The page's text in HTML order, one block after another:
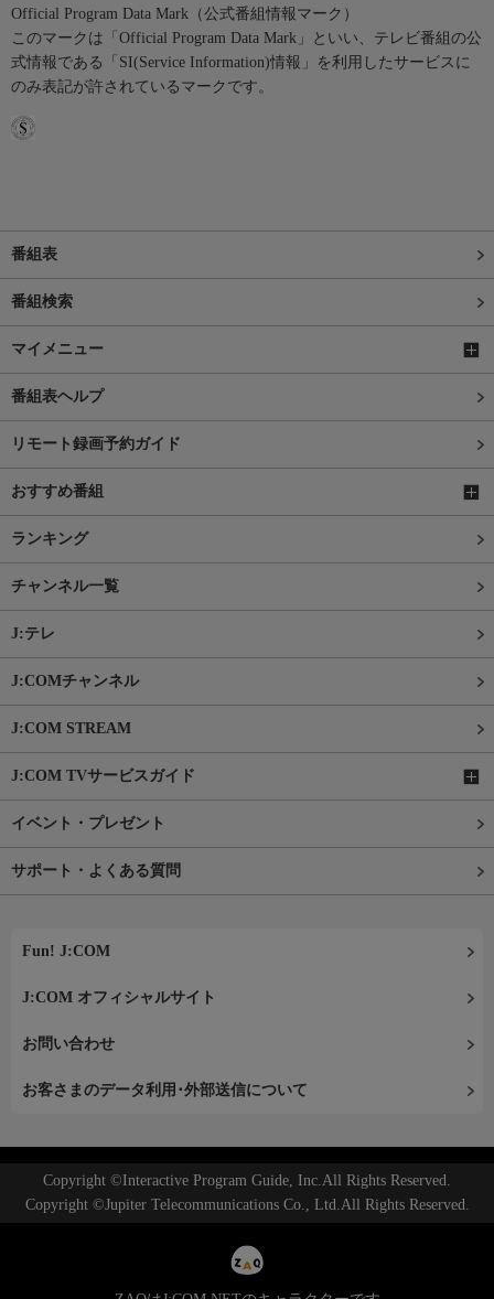
Official Program Data Mark（公式番組情報マーク）
このマークは「Official Program Data Mark」といい、テレビ番組の公
式情報である「SI(Service Information)情報」を利用したサービスに
のみ表記が許されているマークです。
番組表
番組検索
マイメニュー
番組表ヘルプ
リモート録画予約ガイド
おすすめ番組
ランキング
チャンネル一覧
J:テレ
J:COMチャンネル
J:COM STREAM
J:COM TVサービスガイド
イベント・プレゼント
サポート・よくある質問
Fun! J:COM
J:COM オフィシャルサイト
お問い合わせ
お客さまのデータ利用･外部送信について
Copyright ©Interactive Program Guide, Inc.All Rights Reserved.
Copyright ©Jupiter Telecommunications Co., Ltd.All Rights Reserved.